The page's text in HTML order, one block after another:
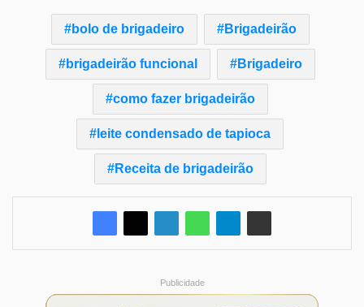
bolo de brigadeiro Brigadeirão
brigadeirão funcional Brigadeiro
como fazer brigadeirão
leite condensado de tapioca
Receita de brigadeirão
Publicidade